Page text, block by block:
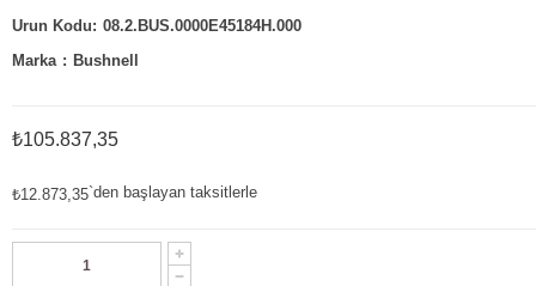
08.2.BUS.0000E45184H.000
Marka : Bushnell
₺105.837,35
₺12.873,35`den başlayan taksitlerle